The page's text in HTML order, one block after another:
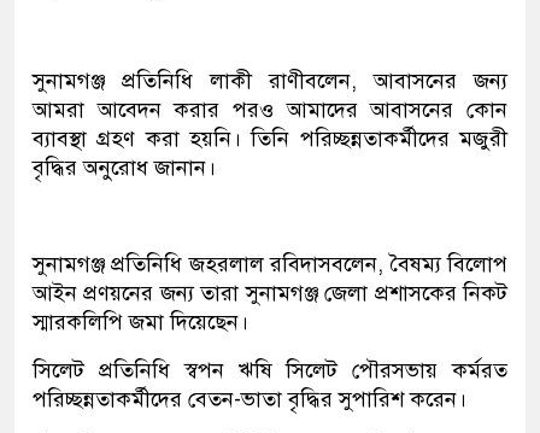
সুনামগঞ্জ প্রতিনিধি লাকী রাণীবলেন, আবাসনের জন্য
আমরা আবেদন করার পরও আমাদের আবাসনের কোন
ব্যাবস্থা গ্রহণ করা হয়নি। তিনি পরিচ্ছন্নতাকর্মীদের মজুরী
বৃদ্ধির অনুরোধ জানান।
সুনামগঞ্জ প্রতিনিধি জহরলাল রবিদাসবলেন, বৈষম্য বিলোপ
আইন প্রণয়নের জন্য তারা সুনামগঞ্জ জেলা প্রশাসকের নিকট
স্মারকলিপি জমা দিয়েছেন।
সিলেট প্রতিনিধি স্বপন ঋষি সিলেট পৌরসভায় কর্মরত
পরিচ্ছন্নতাকর্মীদের বেতন-ভাতা বৃদ্ধির সুপারিশ করেন।